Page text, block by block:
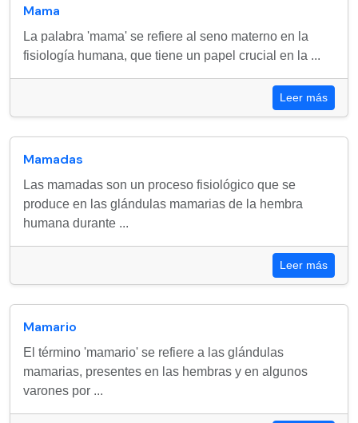
Mama
La palabra 'mama' se refiere al seno materno en la
fisiología humana, que tiene un papel crucial en la ...
Leer más
Mamadas
Las mamadas son un proceso fisiológico que se
produce en las glándulas mamarias de la hembra
humana durante ...
Leer más
Mamario
El término 'mamario' se refiere a las glándulas
mamarias, presentes en las hembras y en algunos
varones por ...